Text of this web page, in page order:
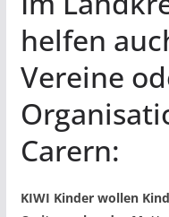
helfen
Vereine
Carern:
KIWI Kinder wollen